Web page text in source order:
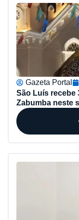
Gazeta Portal
São Luís recebe
Zabumba neste